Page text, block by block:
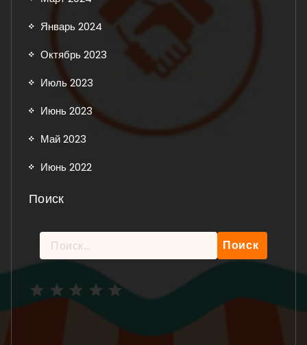
Январь 2024
Октябрь 2023
Июль 2023
Июнь 2023
Май 2023
Июнь 2022
Поиск
Найти: